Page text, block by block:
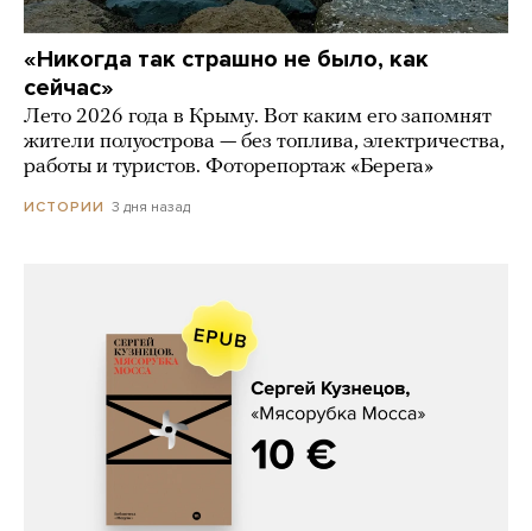
«Никогда так страшно не было, как
сейчас»
Лето 2026 года в Крыму. Вот каким его запомнят
жители полуострова — без топлива, электричества,
работы и туристов. Фоторепортаж «Берега»
ИСТОРИИ 3 дня назад
Сергей Кузнецов, «Мясорубка